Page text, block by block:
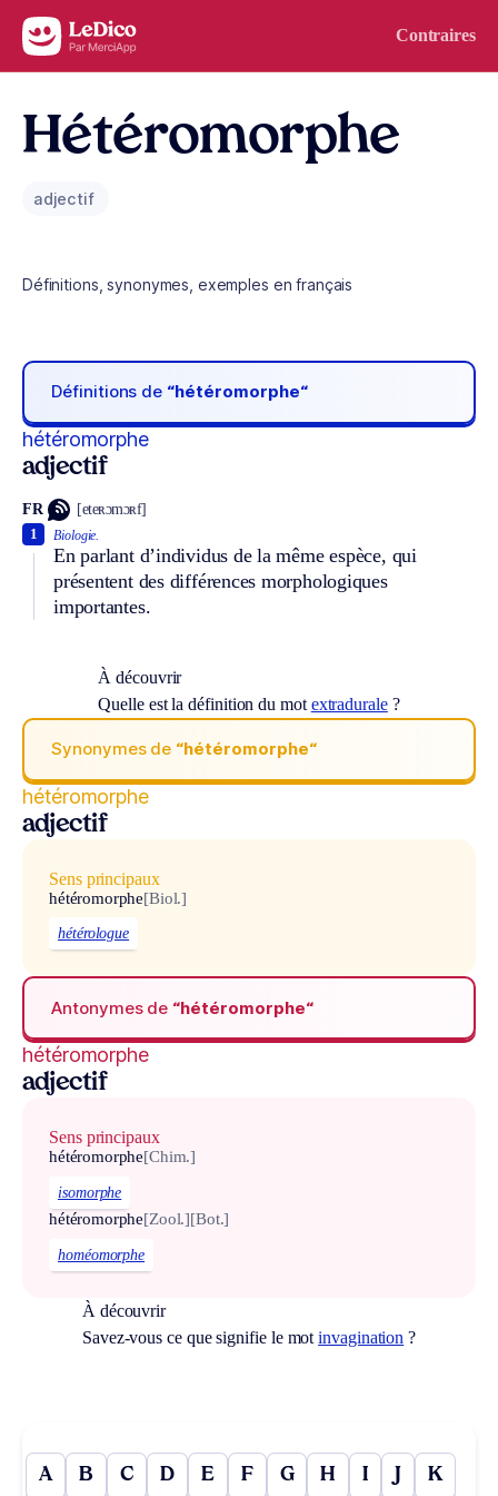
Aller au contenu Contraires
Hétéromorphe
adjectif
Définitions, synonymes, exemples en français
Définitions de “hétéromorphe“
hétéromorphe
adjectif
FR [eteʀɔmɔʀf]
Biologie.
En parlant d’individus de la même espèce, qui
présentent des différences morphologiques
importantes.
1
À découvrir
Quelle est la définition du mot extradurale?
Synonymes de “hétéromorphe“
hétéromorphe
adjectif
Sens principaux
hétéromorphe[Biol.]
hétérologue
Antonymes de “hétéromorphe“
hétéromorphe
adjectif
Sens principaux
hétéromorphe[Chim.]
isomorphe
hétéromorphe[Zool.][Bot.]
homéomorphe
À découvrir
Savez-vous ce que signifie le motinvagination ?
A B C D E F G H I J K